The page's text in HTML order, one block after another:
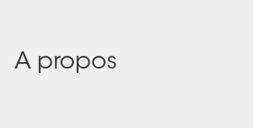
A propos